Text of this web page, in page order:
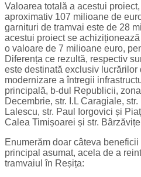
Valoarea totală a acestui
aproximativ 107 milioane de
garnituri de tramvai este de 28
acestui proiect se
o valoare de 7 milioane euro,
Diferența ce rezultă, respectiv
este destinată exclusiv lucrărilor
modernizare a întregii
principală, b-dul Republicii,
Decembrie, str. I.L Caragiale,
Lalescu, str. Paul Iorgovici și
Calea Timișoarei și str.
Enumerăm doar câteva
principal asumat, acela de a
tramvaiul în Reșița: